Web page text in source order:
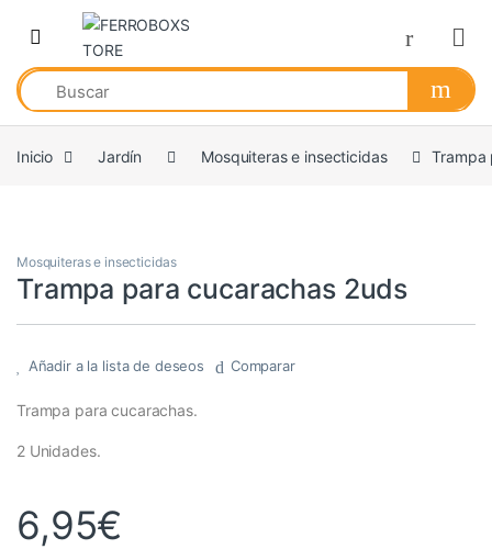
Skip to navigation
Skip to content
Inicio Jardín Mosquiteras e insecticidas Trampa
Mosquiteras e insecticidas
Trampa para cucarachas 2uds
Añadir a la lista de deseos Comparar
Trampa para cucarachas.
2 Unidades.
6,95€